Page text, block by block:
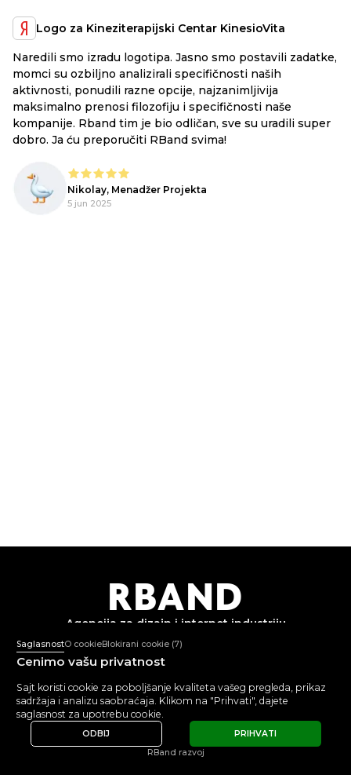
Logo za Kineziterapijski Centar KinesioVita
Naredili smo izradu logotipa. Jasno smo postavili zadatke,
momci su ozbiljno analizirali specifičnosti naših
aktivnosti, ponudili razne opcije, najzanimljivija
maksimalno prenosi filozofiju i specifičnosti naše
kompanije. Rband tim je bio odličan, sve su uradili super
dobro. Ja ću preporučiti RBand svima!
Nikolay, Menadžer Projekta
5 jun 2025
RBAND
Agencija za dizajn i internet industriju
+382 67 362 999
mail@rband.pro
WhatsAppTelegram Behance
POGLEDAJTE
5.0 5.0
© 2015 -2026RBANDPolitika obrade ličnih podataka
SaglasnostO cookieBlokirani cookie (7)
Cenimo vašu privatnost
Sajt koristi cookie za poboljšanje kvaliteta vašeg pregleda, prikaz
sadržaja i analizu saobraćaja. Klikom na "Prihvati", dajete
saglasnost za upotrebu cookie.
PRIHVATI
ODBIJ
RBand razvoj